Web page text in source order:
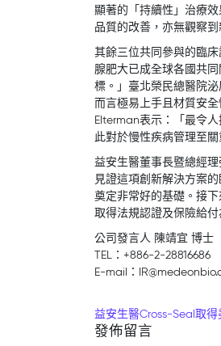
顯著的「持續性」治療
品質的改善，亦無觀察到
其餘三位共同參與的臨
腺肥大已成全球各國共
標。」臺北榮民總醫院
而言極易上手且材質安
Elterman表示：「最令
此對於慢性疾病管理至關
益安生醫董事長暨總經
見證這項創新解決方案
奠定非常好的基礎。接
取得法規認證及保險給付
公司發言人 陳靖宜 博士
TEL：+886-2-28816686
E-mail：
益安生醫Cross-Seal取
發佈留言